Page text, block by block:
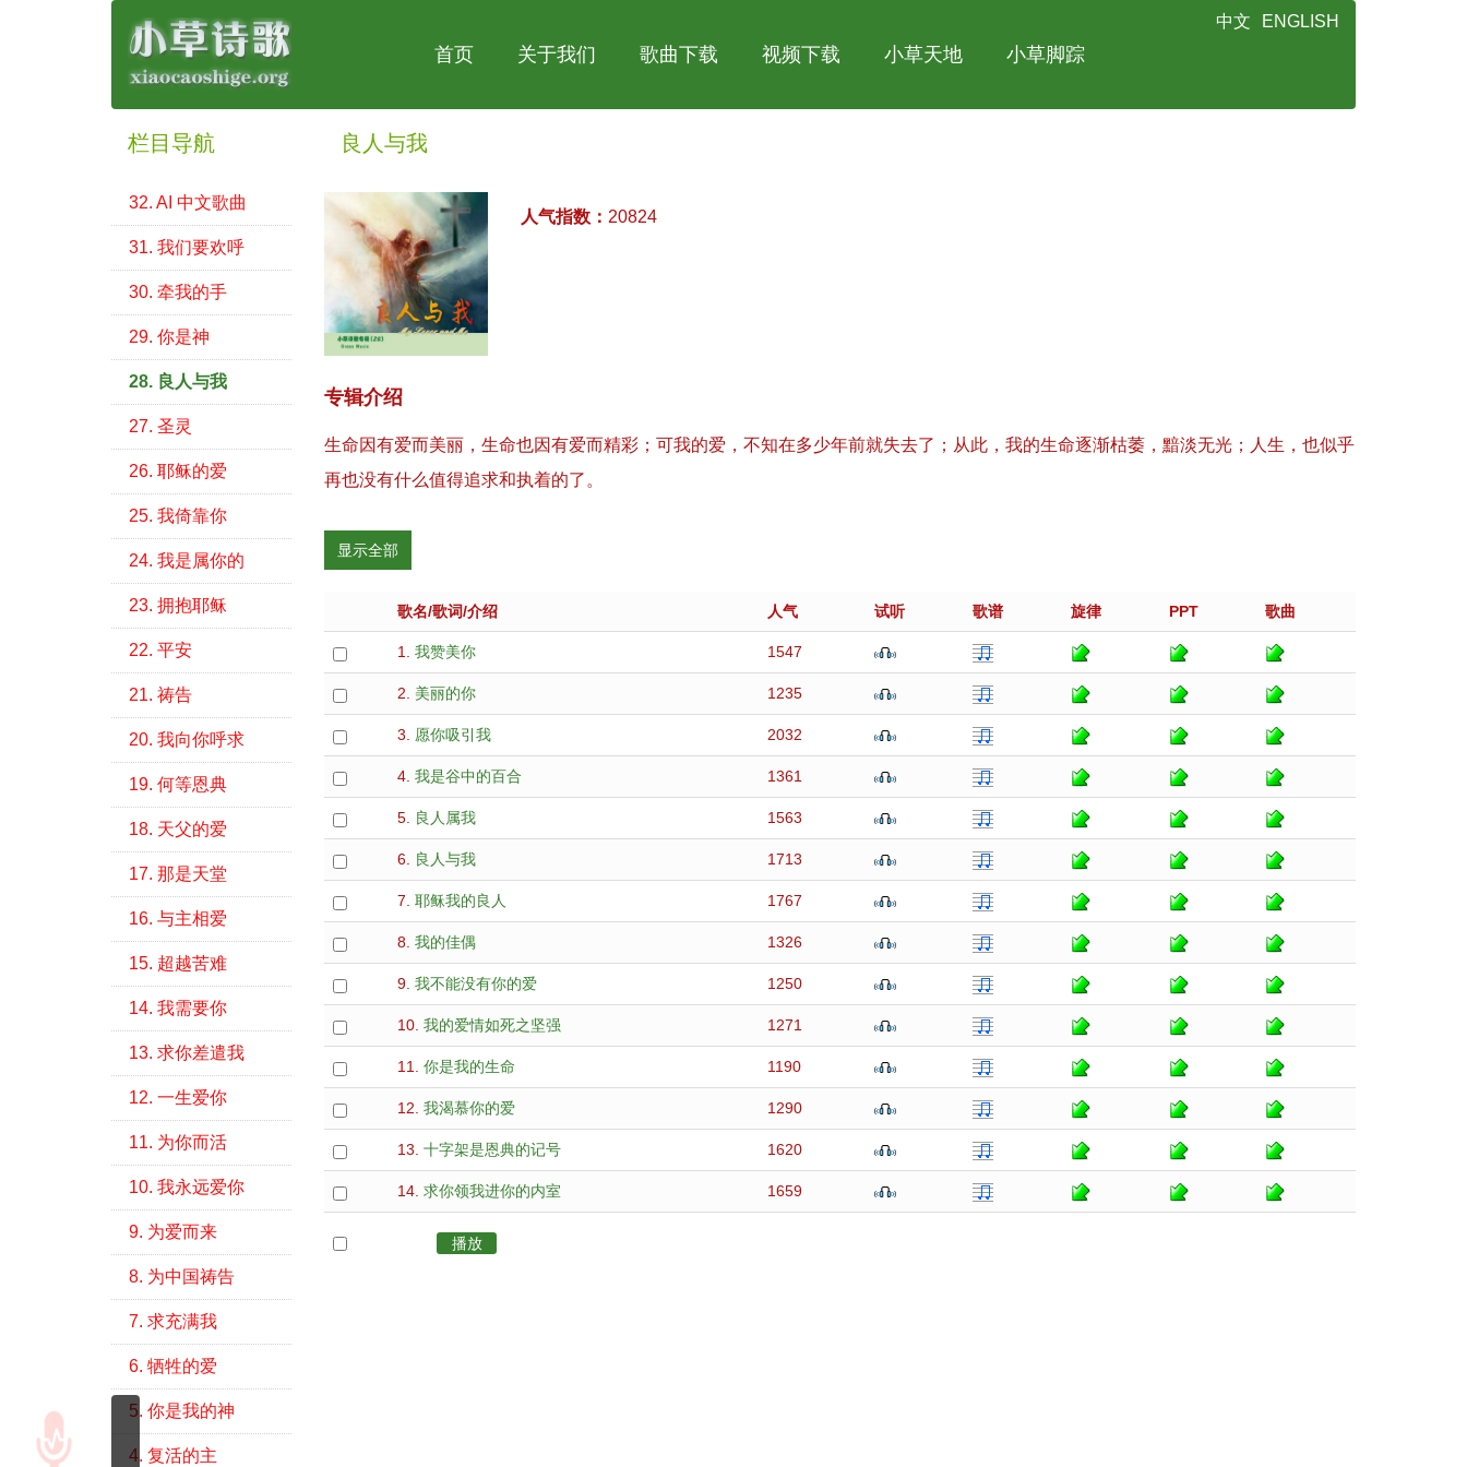
中文 ENGLISH
首页 关于我们 歌曲下载 视频下载 小草天地 小草脚踪
栏目导航
32. AI 中文歌曲
31. 我们要欢呼
30. 牵我的手
29. 你是神
28. 良人与我
27. 圣灵
26. 耶稣的爱
25. 我倚靠你
24. 我是属你的
23. 拥抱耶稣
22. 平安
21. 祷告
20. 我向你呼求
19. 何等恩典
18. 天父的爱
17. 那是天堂
16. 与主相爱
15. 超越苦难
14. 我需要你
13. 求你差遣我
12. 一生爱你
11. 为你而活
10. 我永远爱你
9. 为爱而来
8. 为中国祷告
7. 求充满我
6. 牺牲的爱
5. 你是我的神
4. 复活的主
良人与我
人气指数： 20824
专辑介绍
生命因有爱而美丽，生命也因有爱而精彩；可我的爱，不知在多少年前就失去了；从此，我的生命逐渐枯萎，黯淡无光；人生，也似乎
再也没有什么值得追求和执着的了。
显示全部
歌名/歌词/介绍 人气 试听 歌谱 旋律 PPT 歌曲
1. 我赞美你 1547
2. 美丽的你 1235
3. 愿你吸引我 2032
4. 我是谷中的百合 1361
5. 良人属我 1563
6. 良人与我 1713
7. 耶稣我的良人 1767
8. 我的佳偶 1326
9. 我不能没有你的爱 1250
10. 我的爱情如死之坚强 1271
11. 你是我的生命 1190
12. 我渴慕你的爱 1290
13. 十字架是恩典的记号 1620
14. 求你领我进你的内室 1659
播放